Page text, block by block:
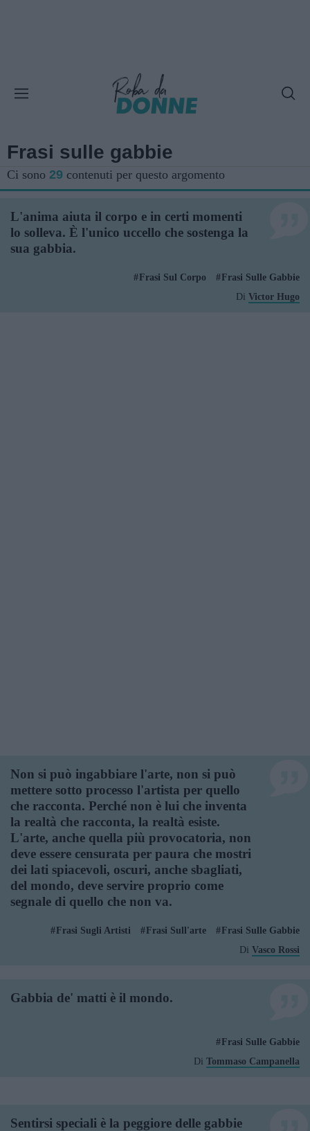
Frasi sulle gabbie
Ci sono 29 contenuti per questo argomento
L'anima aiuta il corpo e in certi momenti
lo solleva. È l'unico uccello che sostenga la
sua gabbia.
Frasi Sul Corpo
Frasi Sulle Gabbie
Di Victor Hugo
Non si può ingabbiare l'arte, non si può
mettere sotto processo l'artista per quello
che racconta. Perché non è lui che inventa
la realtà che racconta, la realtà esiste.
L'arte, anche quella più provocatoria, non
deve essere censurata per paura che mostri
dei lati spiacevoli, oscuri, anche sbagliati,
del mondo, deve servire proprio come
segnale di quello che non va.
Frasi Sugli Artisti Frasi Sull'arte
Frasi Sulle Gabbie
Di Vasco Rossi
Gabbia de' matti è il mondo.
Frasi Sulle Gabbie
Di Tommaso Campanella
Sentirsi speciali è la peggiore delle gabbie